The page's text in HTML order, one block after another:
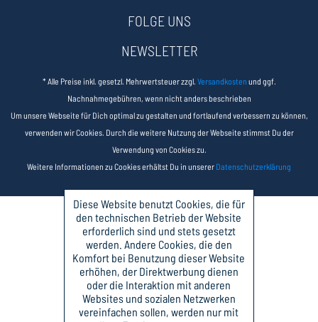
FOLGE UNS
NEWSLETTER
* Alle Preise inkl. gesetzl. Mehrwertsteuer zzgl. Versandkosten und ggf.
Nachnahmegebühren, wenn nicht anders beschrieben
Um unsere Webseite für Dich optimal zu gestalten und fortlaufend verbessern zu können,
verwenden wir Cookies. Durch die weitere Nutzung der Webseite stimmst Du der
Verwendung von Cookies zu.
Weitere Informationen zu Cookies erhältst Du in unserer Datenschutzerklärung
Diese Website benutzt Cookies, die für
den technischen Betrieb der Website
erforderlich sind und stets gesetzt
werden. Andere Cookies, die den
Komfort bei Benutzung dieser Website
erhöhen, der Direktwerbung dienen
oder die Interaktion mit anderen
Websites und sozialen Netzwerken
vereinfachen sollen, werden nur mit